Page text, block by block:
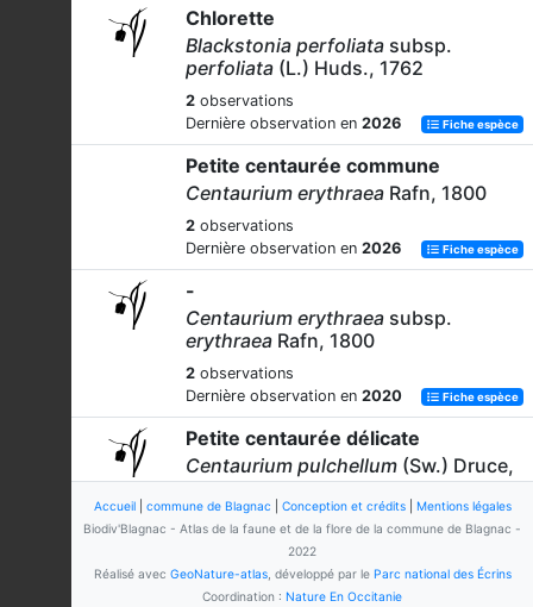
Chlorette
Blackstonia perfoliata subsp.
perfoliata (L.) Huds., 1762
2 observations
Dernière observation en 2026 Fiche espèce
Petite centaurée commune
Centaurium erythraea Rafn, 1800
2 observations
Dernière observation en 2026 Fiche espèce
-
Centaurium erythraea subsp.
erythraea Rafn, 1800
2 observations
Dernière observation en 2020 Fiche espèce
Petite centaurée délicate
Centaurium pulchellum (Sw.) Druce,
1898
2 observations
Dernière observation en
Accueil| commune de Blagnac Conception et crédits| Mentions légales
Biodiv'Blagnac - Atlas de la faune et de la flore de la commune de Blagnac -
2022
Réalisé avec GeoNature-atlas, développé par le Parc national des Écrins
Coordination : Nature En Occitanie